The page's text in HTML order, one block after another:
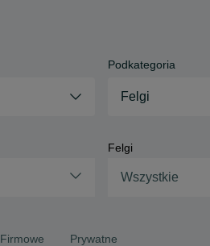
Podkategoria
Felgi
Felgi
Wszystkie
Firmowe Prywatne